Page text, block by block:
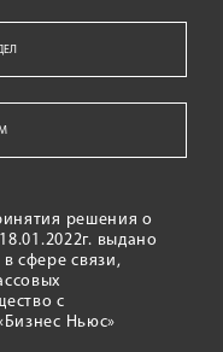
решения о
выдано
сфере связи,
с
Ньюс»